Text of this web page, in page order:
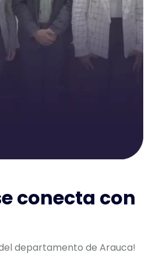
conecta con
departamento de Arauca!